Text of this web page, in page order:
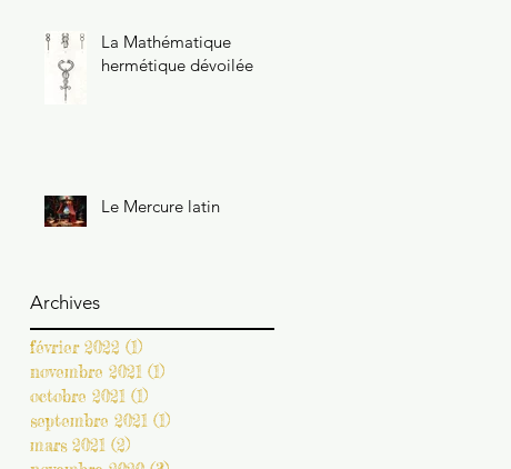
La Mathématique
hermétique dévoilée
Le Mercure latin
Archives
février 2022 (1)
novembre 2021 (1)
octobre 2021 (1)
septembre 2021 (1)
mars 2021 (2)